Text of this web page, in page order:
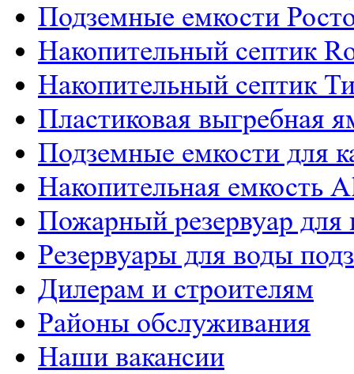
Подземные емкости
Накопительный септик
Накопительный септик
Пластиковая выгребная
Подземные емкости для
Накопительная емкость
Пожарный резервуар для
Резервуары для воды
Дилерам и строителям
Районы обслуживания
Наши вакансии
ОНЛАЙН!